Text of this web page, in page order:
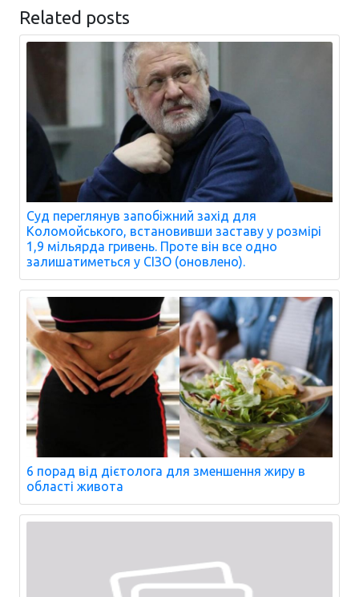
Related posts
Суд переглянув запобіжний захід для
Коломойського, встановивши заставу у розмірі
1,9 мільярда гривень. Проте він все одно
залишатиметься у СІЗО (оновлено).
6 порад від дієтолога для зменшення жиру в
області живота